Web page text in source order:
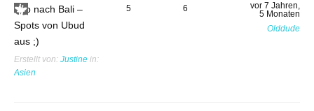
Trip nach Bali –
Spots von Ubud
aus ;)
Erstellt von: Justine in:
Asien
5 6
vor 7 Jahren,
5 Monaten
Olddude